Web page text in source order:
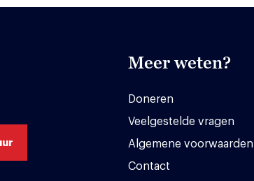
Meer weten?
Doneren
Veelgestelde vragen
Algemene voorwaarden
Contact